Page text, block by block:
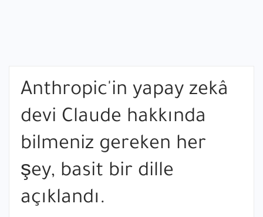
Anthropic'in yapay zekâ
devi Claude hakkında
bilmeniz gereken her
şey, basit bir dille
açıklandı.